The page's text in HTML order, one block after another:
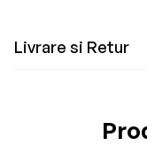
Livrare si Retur